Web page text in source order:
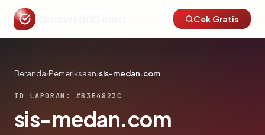
Cek Gratis
Beranda›Pemeriksaan›sis-medan.com
ID LAPORAN: #B3E4823C
sis-medan.com